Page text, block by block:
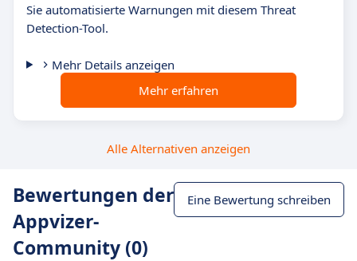
Sie automatisierte Warnungen mit diesem Threat
Detection-Tool.
Mehr Details anzeigen
Mehr erfahren
Alle Alternativen anzeigen
Bewertungen der
Appvizer-
Community (0)
Eine Bewertung schreiben